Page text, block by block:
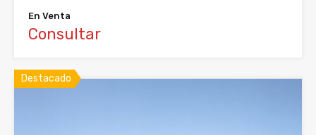
En Venta
Consultar
Destacado